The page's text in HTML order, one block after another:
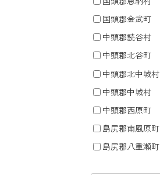
国頭郡金武町
中頭郡読谷村
中頭郡北谷町
中頭郡北中城村
中頭郡中城村
中頭郡西原町
島尻郡南風原町
島尻郡八重瀬町